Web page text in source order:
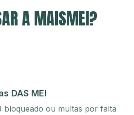
A MAISMEI?
DAS MEI
bloqueado ou multas por falta